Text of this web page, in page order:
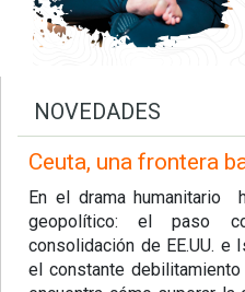
NOVEDADES
Ceuta, una frontera
En el drama humanitario
geopolítico: el paso
consolidación de EE.UU.
el constante